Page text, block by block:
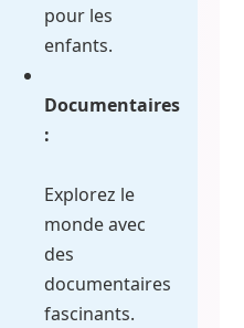
pour les
enfants.
Documentaires
:
Explorez le
monde avec
des
documentaires
fascinants.